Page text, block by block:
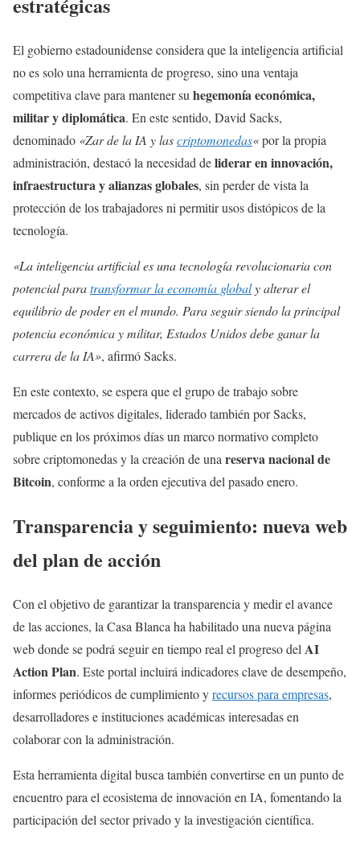
El gobierno estadounidense considera que la inteligencia artificial
no es solo una herramienta de progreso, sino una ventaja
competitiva clave para mantener suhegemonía económica,
militar y diplomática. En este sentido, David Sacks,
denominado «Zar de la IA y lascriptomonedas«por la propia
administración, destacó la necesidad deliderar en innovación,
infraestructura y alianzas globales, sin perder de vista la
protección de los trabajadores ni permitir usos distópicos de la
tecnología.
«La inteligencia artificial es una tecnología revolucionaria con
potencial paratransformar la economía globaly alterar el
equilibrio de poder en el mundo. Para seguir siendo la principal
potencia económica y militar, Estados Unidos debe ganar la
carrera de la IA», afirmó Sacks.
En este contexto, se espera que el grupo de trabajo sobre
mercados de activos digitales, liderado también por Sacks,
publique en los próximos días un marco normativo completo
sobre criptomonedas y la creación de unareserva nacional de
Bitcoin, conforme a la orden ejecutiva del pasado enero.
Transparencia y seguimiento: nueva web
del plan de acción
Con el objetivo de garantizar la transparencia y medir el avance
de las acciones, la Casa Blanca ha habilitado una nueva página
web donde se podrá seguir en tiempo real el progreso del AI
Action Plan. Este portal incluirá indicadores clave de desempeño,
informes periódicos de cumplimiento yrecursos para empresas,
desarrolladores e instituciones académicas interesadas en
colaborar con la administración.
Esta herramienta digital busca también convertirse en un punto de
encuentro para el ecosistema de innovación en IA, fomentando la
participación del sector privado y la investigación científica.